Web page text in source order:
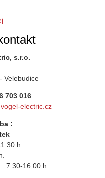
s.r.o.
Velebudice
703 016
electric.cz
:
h.
7:30-16:00 h.